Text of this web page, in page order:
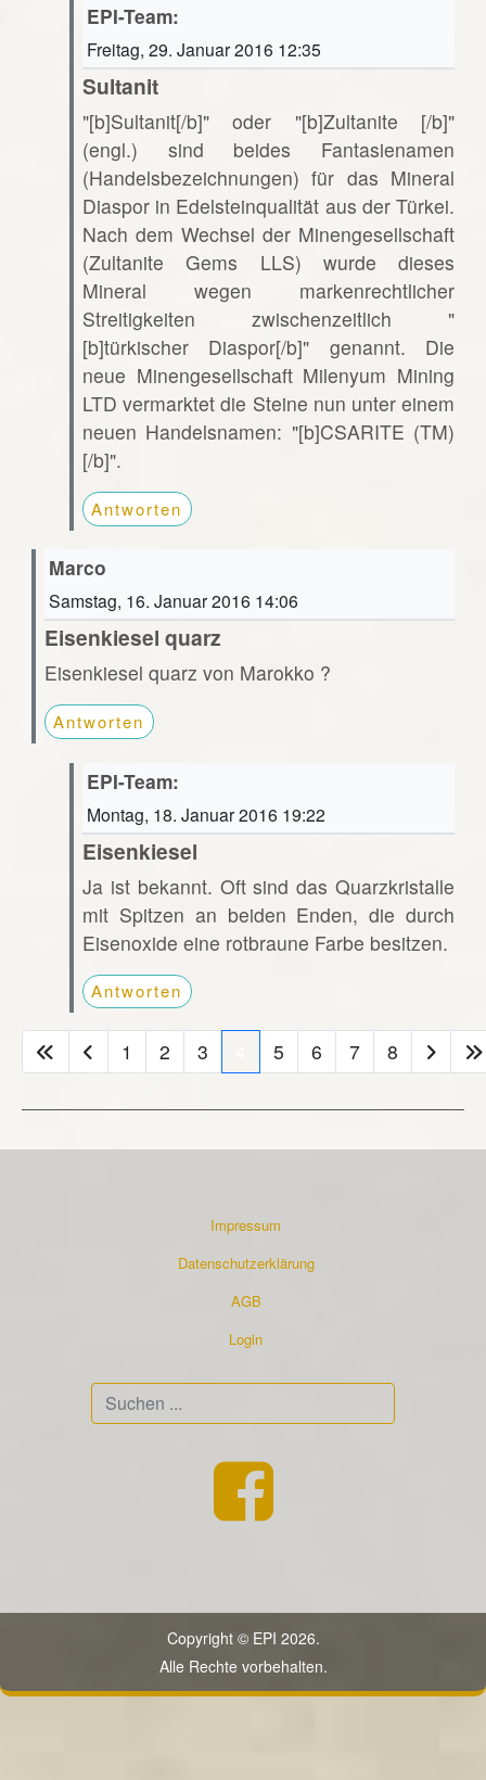
EPI-Team:
Freitag, 29. Januar 2016 12:35
Sultanit
"[b]Sultanit[/b]" oder "[b]Zultanite [/b]"
(engl.) sind beides Fantasienamen
(Handelsbezeichnungen) für das Mineral
Diaspor in Edelsteinqualität aus der Türkei.
Nach dem Wechsel der Minengesellschaft
(Zultanite Gems LLS) wurde dieses
Mineral wegen markenrechtlicher
Streitigkeiten zwischenzeitlich "
[b]türkischer Diaspor[/b]" genannt. Die
neue Minengesellschaft Milenyum Mining
LTD vermarktet die Steine nun unter einem
neuen Handelsnamen: "[b]CSARITE (TM)
[/b]".
Antworten
Marco
Samstag, 16. Januar 2016 14:06
Eisenkiesel quarz
Eisenkiesel quarz von Marokko ?
Antworten
EPI-Team:
Montag, 18. Januar 2016 19:22
Eisenkiesel
Ja ist bekannt. Oft sind das Quarzkristalle
mit Spitzen an beiden Enden, die durch
Eisenoxide eine rotbraune Farbe besitzen.
Antworten
1 2 3 5 6 7 8
Impressum
Datenschutzerklärung
AGB
Login
Copyright © EPI 2026.
Alle Rechte vorbehalten.